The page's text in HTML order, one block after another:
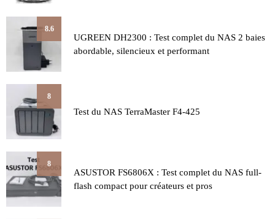
8.6
UGREEN DH2300 : Test complet du NAS 2 baies
abordable, silencieux et performant
8
Test du NAS TerraMaster F4-425
8
ASUSTOR FS6806X : Test complet du NAS full-
flash compact pour créateurs et pros